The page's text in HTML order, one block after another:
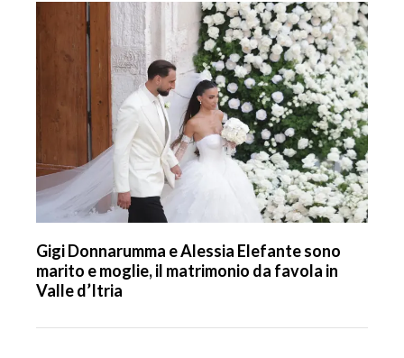
Gigi Donnarumma e Alessia Elefante sono
marito e moglie, il matrimonio da favola in
Valle d’Itria